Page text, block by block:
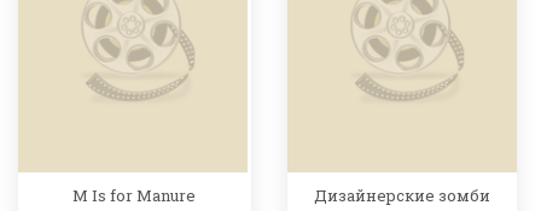
M Is for Manure Дизайнерские зомби